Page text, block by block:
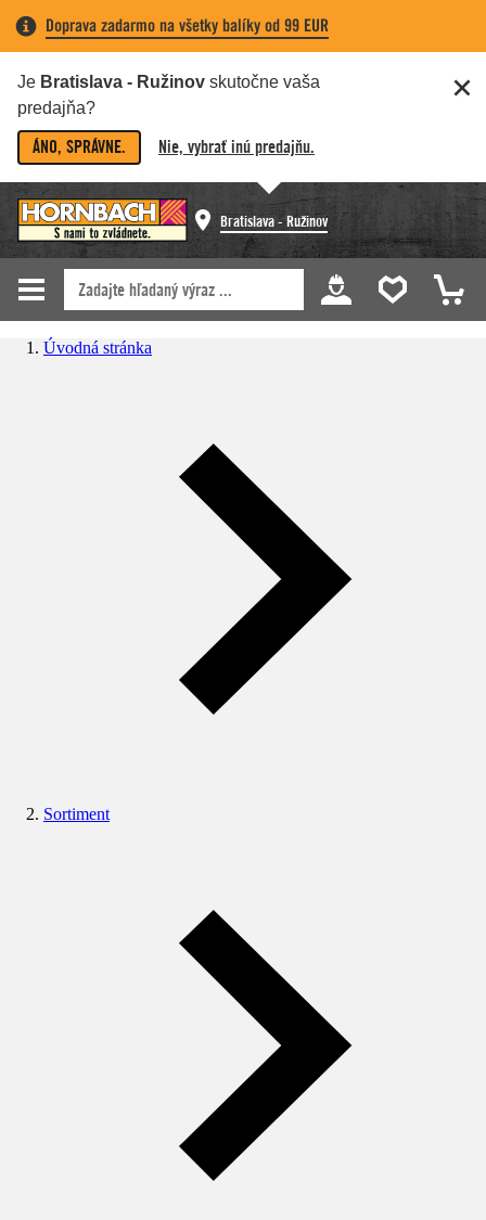
Doprava zadarmo na všetky balíky od 99 EUR
Je Bratislava - Ružinov skutočne vaša
predajňa?
ÁNO, SPRÁVNE. Nie, vybrať inú predajňu.
Bratislava - Ružinov
Úvodná stránka
Sortiment